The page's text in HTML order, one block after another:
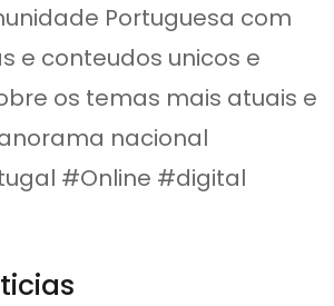
Portuguesa com
e conteudos unicos e
os temas mais atuais e
nacional
#Online #digital